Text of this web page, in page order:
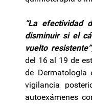
“La efectividad
disminuir si el
vuelto
del 16 al 19 de
de Dermatología
vigilancia
autoexámenes